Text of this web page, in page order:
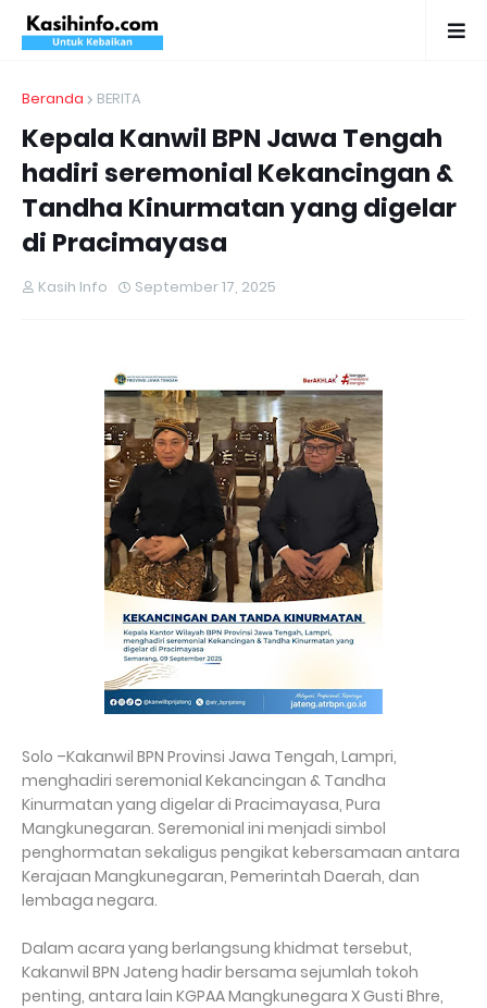
Beranda BERITA
Kepala Kanwil BPN Jawa Tengah
hadiri seremonial Kekancingan &
Tandha Kinurmatan yang digelar
di Pracimayasa
Kasih Info September 17, 2025
Solo –Kakanwil BPN Provinsi Jawa Tengah, Lampri,
menghadiri seremonial Kekancingan & Tandha
Kinurmatan yang digelar di Pracimayasa, Pura
Mangkunegaran. Seremonial ini menjadi simbol
penghormatan sekaligus pengikat kebersamaan antara
Kerajaan Mangkunegaran, Pemerintah Daerah, dan
lembaga negara.
Dalam acara yang berlangsung khidmat tersebut,
Kakanwil BPN Jateng hadir bersama sejumlah tokoh
penting, antara lain KGPAA Mangkunegara X Gusti Bhre,